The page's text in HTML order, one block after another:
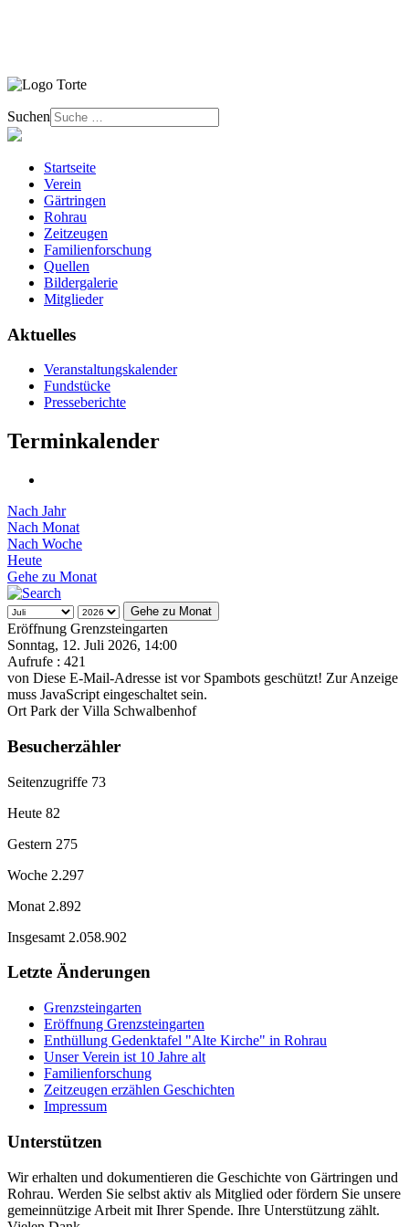
Suchen
Startseite
Verein
Gärtringen
Rohrau
Zeitzeugen
Familienforschung
Quellen
Bildergalerie
Mitglieder
Aktuelles
Veranstaltungskalender
Fundstücke
Presseberichte
Terminkalender
Nach Jahr
Nach Monat
Nach Woche
Heute
Gehe zu Monat
Gehe zu Monat
Eröffnung Grenzsteingarten
Sonntag, 12. Juli 2026, 14:00
Aufrufe : 421
von Diese E-Mail-Adresse ist vor Spambots geschützt! Zur Anzeige
muss JavaScript eingeschaltet sein.
Ort Park der Villa Schwalbenhof
Besucherzähler
Seitenzugriffe 73
Heute 82
Gestern 275
Woche 2.297
Monat 2.892
Insgesamt 2.058.902
Letzte Änderungen
Grenzsteingarten
Eröffnung Grenzsteingarten
Enthüllung Gedenktafel "Alte Kirche" in Rohrau
Unser Verein ist 10 Jahre alt
Familienforschung
Zeitzeugen erzählen Geschichten
Impressum
Unterstützen
Wir erhalten und dokumentieren die Geschichte von Gärtringen und
Rohrau. Werden Sie selbst aktiv als Mitglied oder fördern Sie unsere
gemeinnützige Arbeit mit Ihrer Spende. Ihre Unterstützung zählt.